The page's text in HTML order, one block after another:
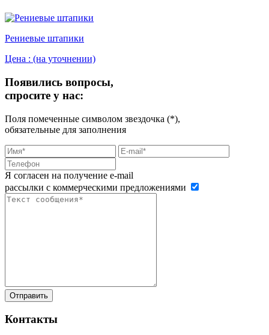
Рениевые штапики
Цена : (на уточнении)
Появились вопросы,
спросите у нас:
Поля помеченные символом звездочка (*),
обязательные для заполнения
Я согласен на получение e-mail
рассылки с коммерческими предложениями
Контакты